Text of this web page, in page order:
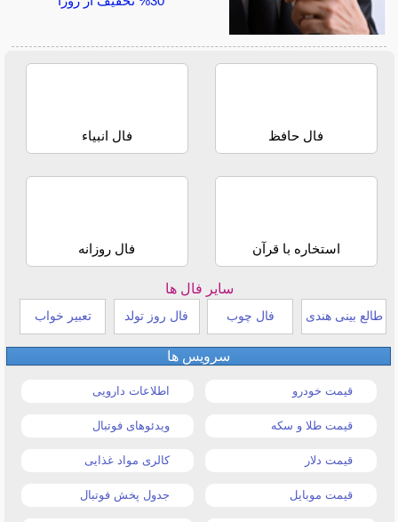
فال حافظ فال انبیاء
استخاره با قرآن فال روزانه
سایر فال ها
طالع بینی هندی فال چوب فال روز تولد تعبیر خواب
سرویس ها
قیمت خودرو اطلاعات دارویی
قیمت طلا و سکه ویدئوهای فوتبال
قیمت دلار کالری مواد غذایی
قیمت موبایل جدول پخش فوتبال